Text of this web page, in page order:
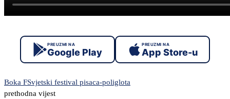
PREUZMI NA
Google Play
PREUZMI NA
App Store-u
Boka FSvjetski festival pisaca-poliglota
prethodna vijest